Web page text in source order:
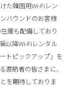
た韓国用Wi-Fiレン
バウンドのお客様
庫も配備しており
以降Wi-Fiレンタル
トピックアップ」を
渡航者の皆さまに、
を期待しておりま